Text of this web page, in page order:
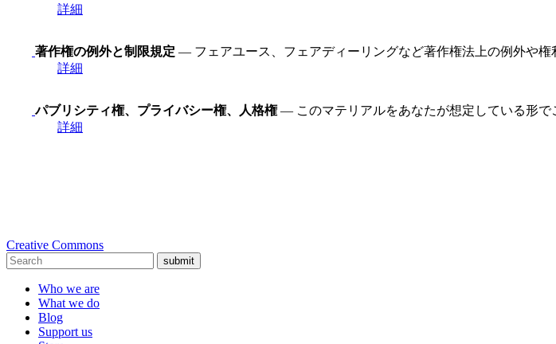
詳細
著作権の例外と制限規定 — フェアユース、フェアディーリングなど著作権法上の例外や権
詳細
パブリシティ権、プライバシー権、人格権— このマテリアルをあなたが想定している形で
詳細
Creative Commons
submit
Who we are
What we do
Blog
Support us